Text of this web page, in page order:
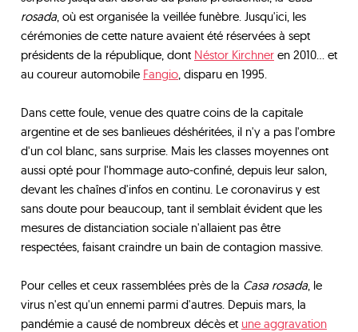
rosada, où est organisée la veillée funèbre. Jusqu'ici, les
cérémonies de cette nature avaient été réservées à sept
présidents de la république, dont Néstor Kirchner en 2010… et
au coureur automobile Fangio, disparu en 1995.
Dans cette foule, venue des quatre coins de la capitale
argentine et de ses banlieues déshéritées, il n'y a pas l'ombre
d'un col blanc, sans surprise. Mais les classes moyennes ont
aussi opté pour l'hommage auto-confiné, depuis leur salon,
devant les chaînes d'infos en continu. Le coronavirus y est
sans doute pour beaucoup, tant il semblait évident que les
mesures de distanciation sociale n'allaient pas être
respectées, faisant craindre un bain de contagion massive.
Pour celles et ceux rassemblées près de la Casa rosada, le
virus n'est qu'un ennemi parmi d'autres. Depuis mars, la
pandémie a causé de nombreux décès et une aggravation